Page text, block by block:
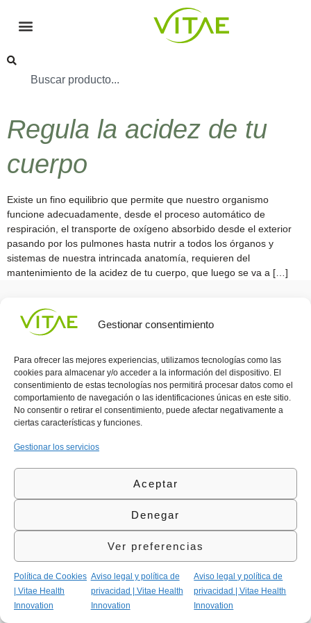
Gestionar consentimiento
Para ofrecer las mejores experiencias, utilizamos tecnologías como las
cookies para almacenar y/o acceder a la información del dispositivo. El
consentimiento de estas tecnologías nos permitirá procesar datos como el
comportamiento de navegación o las identificaciones únicas en este sitio.
No consentir o retirar el consentimiento, puede afectar negativamente a
ciertas características y funciones.
Gestionar los servicios
Aceptar
Denegar
Ver preferencias
Política de Cookies
| Vitae Health
Innovation
Aviso legal y política de
privacidad | Vitae Health
Innovation
Aviso legal y política de
privacidad | Vitae Health
Innovation
Regula la acidez de tu
cuerpo
Existe un fino equilibrio que permite que nuestro organismo
funcione adecuadamente, desde el proceso automático de
respiración, el transporte de oxígeno absorbido desde el exterior
pasando por los pulmones hasta nutrir a todos los órganos y
sistemas de nuestra intrincada anatomía, requieren del
mantenimiento de la acidez de tu cuerpo, que luego se va a […]
Vitae
internaciona
Contacto
Área
profesional
de
Cookies
Política
de
935
contacta@vitae.es
reservados.